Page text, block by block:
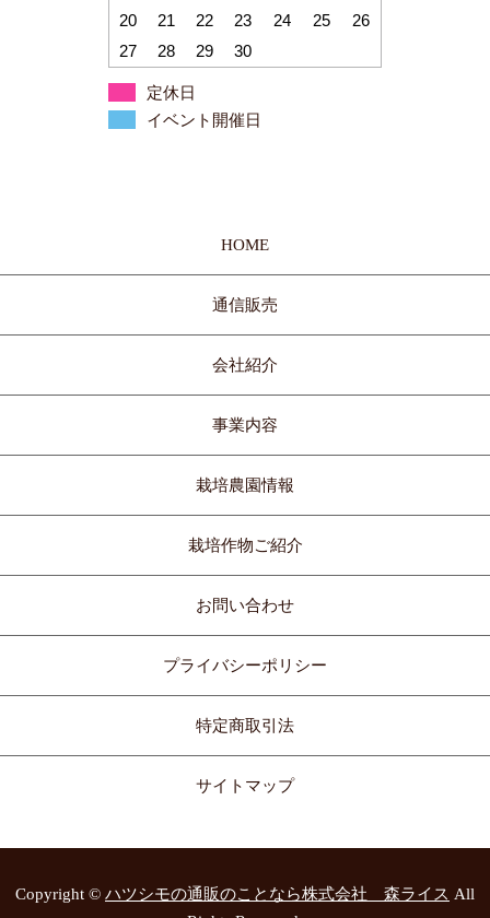
20
21 22 23 24 25
26
27
28 29 30
定休日
イベント開催日
HOME
通信販売
会社紹介
事業内容
栽培農園情報
栽培作物ご紹介
お問い合わせ
プライバシーポリシー
特定商取引法
サイトマップ
Copyright © ハツシモの通販のことなら株式会社 森ライス All